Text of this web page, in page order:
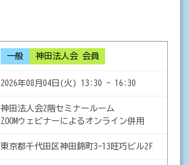
一般 神田法人会 会員
2026年08月04日(火) 13:30 - 16:30
神田法人会2階セミナールーム
ZOOMウェビナーによるオンライン併用
東京都千代田区神田錦町3-13旺巧ビル2F